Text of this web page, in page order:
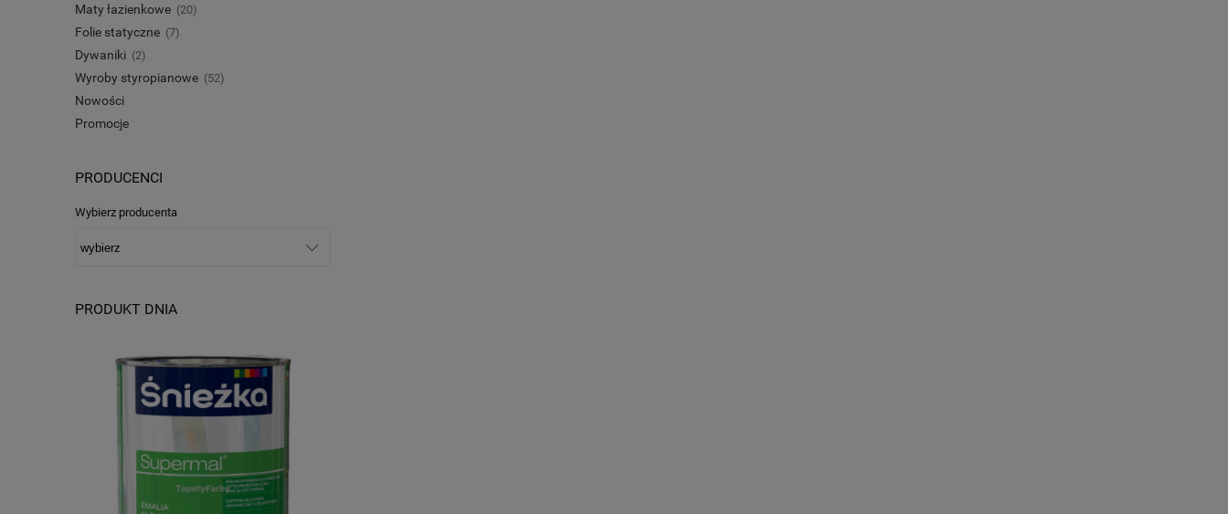
Maty łazienkowe (20)
Folie statyczne (7)
Dywaniki (2)
Wyroby styropianowe (52)
Nowości
Promocje
PRODUCENCI
Wybierz producenta
PRODUKT DNIA